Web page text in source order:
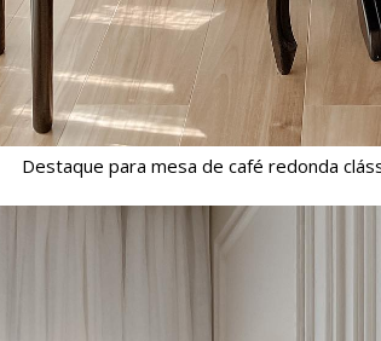
Destaque para mesa de café redonda